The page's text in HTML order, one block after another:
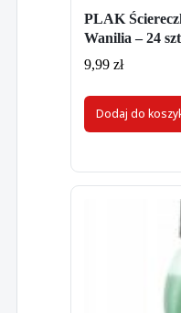
PLAK
Wanilia – 24 szt
9,99 zł
Dodaj do